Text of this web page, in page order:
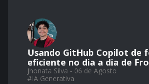
Usando GitHub Copilot de
eficiente no dia a dia de
Jhonata Silva - 06 de Agosto
#IA Generativa